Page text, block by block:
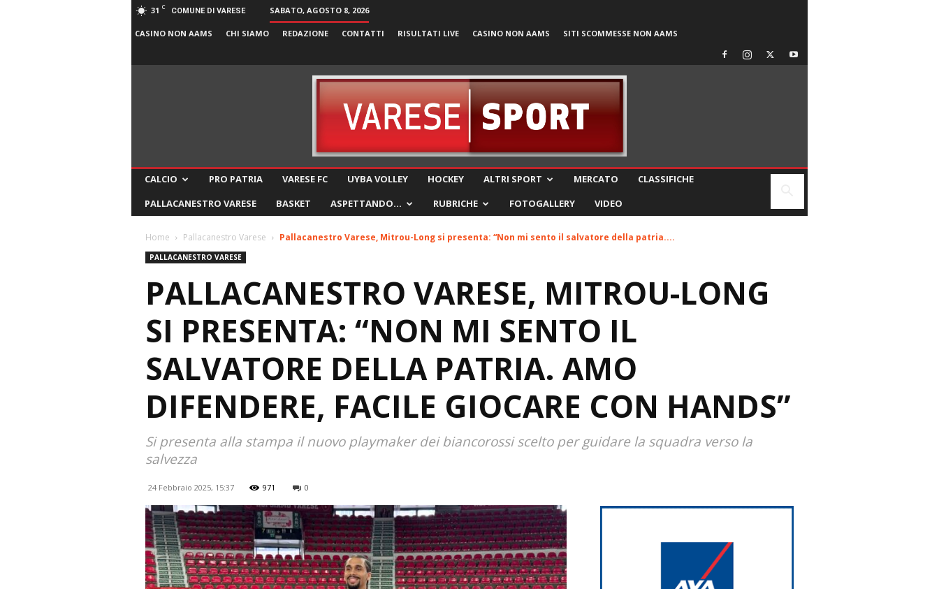
31 C COMUNE DI VARESE SABATO, AGOSTO 8, 2026
CASINO NON AAMS CHI SIAMO REDAZIONE CONTATTI RISULTATI LIVE CASINO NON AAMS SITI SCOMMESSE NON AAMS
CALCIO PRO PATRIA VARESE FC UYBA VOLLEY HOCKEY ALTRI SPORT MERCATO
CLASSIFICHE
PALLACANESTRO VARESE
BASKET ASPETTANDO… RUBRICHE FOTOGALLERY VIDEO
Home Pallacanestro Varese Pallacanestro Varese, Mitrou-Long si presenta: “Non mi sento il salvatore della patria....
PALLACANESTRO VARESE
PALLACANESTRO VARESE, MITROU-LONG
SI PRESENTA: “NON MI SENTO IL
SALVATORE DELLA PATRIA. AMO
DIFENDERE, FACILE GIOCARE CON HANDS”
Si presenta alla stampa il nuovo playmaker dei biancorossi scelto per guidare la squadra verso la
salvezza
24 Febbraio 2025, 15:37 971 0